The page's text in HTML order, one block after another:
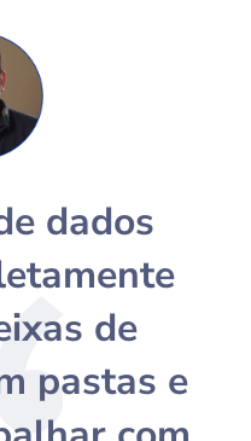
dados
de
pastas e